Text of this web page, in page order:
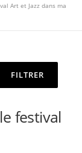
Art et Jazz dans ma
festival